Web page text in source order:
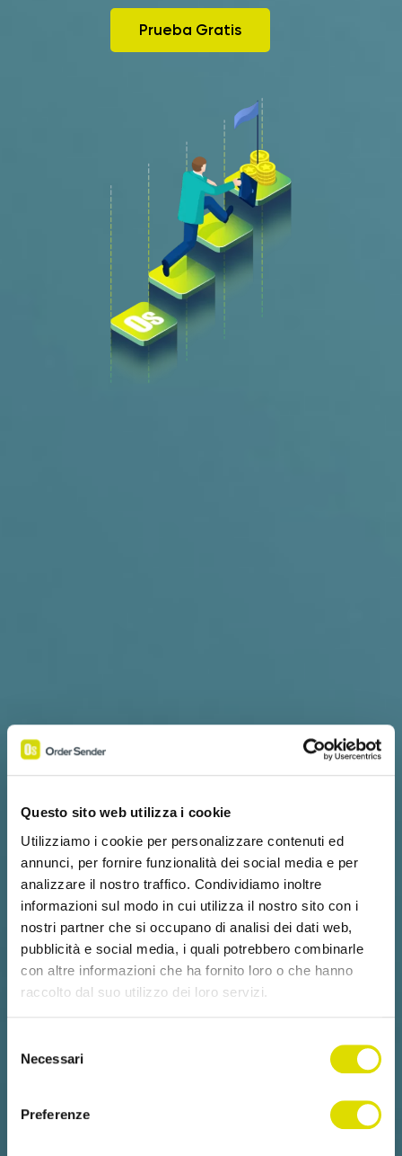
Questo sito web utilizza i cookie
Utilizziamo i cookie per personalizzare contenuti ed
annunci, per fornire funzionalità dei social media e per
analizzare il nostro traffico. Condividiamo inoltre
informazioni sul modo in cui utilizza il nostro sito con i
nostri partner che si occupano di analisi dei dati web,
pubblicità e social media, i quali potrebbero combinarle
con altre informazioni che ha fornito loro o che hanno
raccolto dal suo utilizzo dei loro servizi.
all'informativa:
https://www.ordersender.com/cookie-
delNecessari
Preferenze
Prueba Gratis